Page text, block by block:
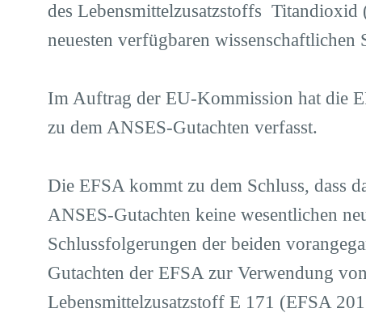
des Lebensmittelzusatzstoffs
neuesten verfügbaren wissenschaftlichen
Im Auftrag der EU-Kommission hat die
zu dem ANSES-Gutachten verfasst.
Die EFSA kommt zu dem Schluss, dass
ANSES-Gutachten keine wesentlichen
Schlussfolgerungen der beiden
Gutachten der EFSA zur Verwendung
Lebensmittelzusatzstoff E 171 (EFSA